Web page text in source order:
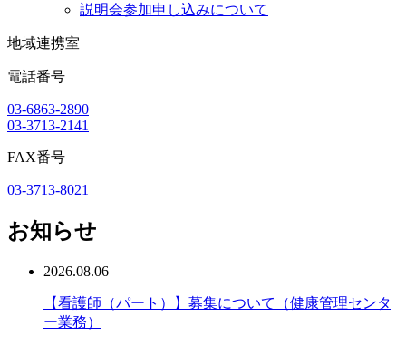
説明会参加申し込みについて
地域連携室
電話番号
03-6863-2890
03-3713-2141
FAX番号
03-3713-8021
お知らせ
2026.08.06
【看護師（パート）】募集について（健康管理センタ
ー業務）